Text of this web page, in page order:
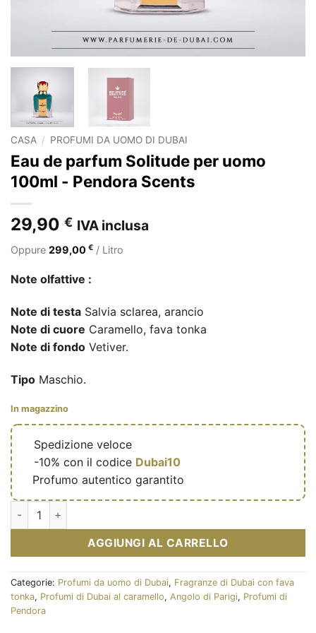
CASA / PROFUMI DA UOMO DI DUBAI
Eau de parfum Solitude per uomo
100ml - Pendora Scents
29,90 € IVA inclusa
Oppure 299,00 € / Litro
Note olfattive :
Note di testa Salvia sclarea, arancio
Note di cuore Caramello, fava tonka
Note di fondo Vetiver.
Tipo Maschio.
In magazzino
Spedizione veloce
-10% con il codice Dubai10
Profumo autentico garantito
Eau de parfum Solitude for men 100ml - Pendora Scents
AGGIUNGI AL CARRELLO
Categorie: Profumi da uomo di Dubai, Fragranze di Dubai con fava
tonka, Profumi di Dubai al caramello, Angolo di Parigi, Profumi di
Pendora